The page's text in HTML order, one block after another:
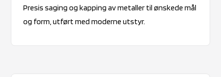
Presis saging og kapping av metaller til ønskede mål
og form, utført med moderne utstyr.